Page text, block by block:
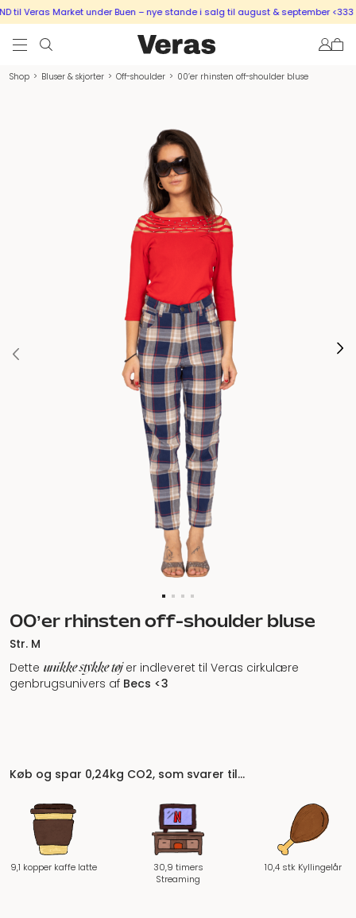
til Veras Market under Buen – nye stande i salg til august & september <333
Shop > Bluser & skjorter > Off-shoulder > 00’er rhinsten off-shoulder bluse
00’er rhinsten off-shoulder bluse
Str. M
Dette unikke stykke tøjer indleveret til Veras cirkulære
genbrugsunivers af Becs <3
Køb og spar 0,24kg CO2, som svarer til…
9,1 kopper kaffe latte
30,9 timers
Streaming
10,4 stk Kyllingelår